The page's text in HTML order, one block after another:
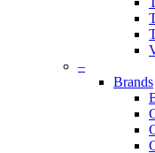
–
Brands